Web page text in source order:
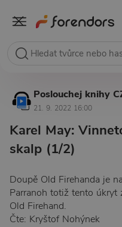
Poslouchej knihy
21. 9. 2022 16:00
Karel May:
skalp (1/2)
Doupě Old Firehanda je
Parranoh totiž tento úkryt
Old Firehand.
Čte: Kryštof Nohýnek